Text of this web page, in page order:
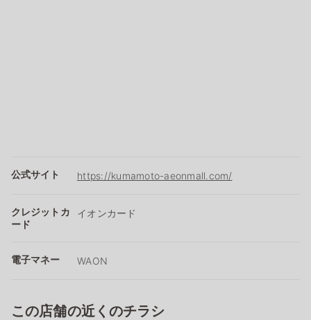
公式サイト https://kumamoto-aeonmall.com/
クレジットカ
ード
イオンカード
電子マネー WAON
この店舗の近くのチラシ